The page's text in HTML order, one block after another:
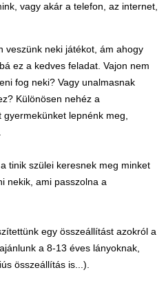
vagy akár a telefon, az internet,
veszünk neki játékot, ám ahogy
ez a kedves feladat. Vajon nem
fog neki? Vagy unalmasnak
Különösen nehéz a
lepnénk meg,
tinik szülei keresnek meg minket
nekik, ami passzolna a
egy összeállítást azokról a
a 8-13 éves lányoknak,
összeállítás is...).
Foglalkoztató füzet
Játék hangszer
Futóbiciklik, rollerek
Gyerekszoba
Iskolaszerek
Kerti játékok
Könyv
gyerekajándékok